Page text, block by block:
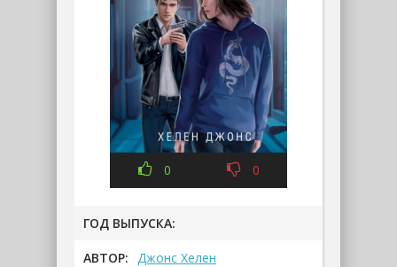
0 0
ГОД ВЫПУСКА:
АВТОР: Джонс Хелен